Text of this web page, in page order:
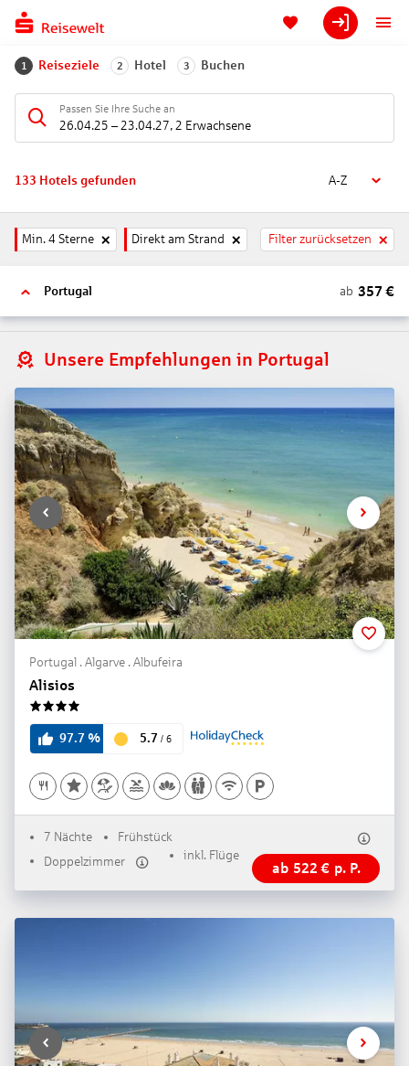
1 Reiseziele 2 Hotel 3 Buchen
Passen Sie Ihre Suche an
26.04.25 – 23.04.27, 2 Erwachsene
133 Hotels gefunden A-Z
Min. 4 Sterne Direkt am Strand Filter zurücksetzen
Portugal ab 357 €
Unsere Empfehlungen in Portugal
Portugal . Algarve . Albufeira
Alisios
97.7 % 5.7 / 6
7 Nächte
Frühstück
Doppelzimmer
inkl. Flüge
ab 522 € p. P.